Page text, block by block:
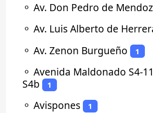
⚬ Av. Don Pedro de
⚬ Av. Luis Alberto de
⚬ Av. Zenon Burgueño 1
⚬ Avenida Maldonado S4-
S4b
1
⚬ Avispones 1